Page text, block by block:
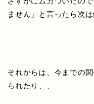
ません」と言ったら次
それからは、今までの
られたり、、